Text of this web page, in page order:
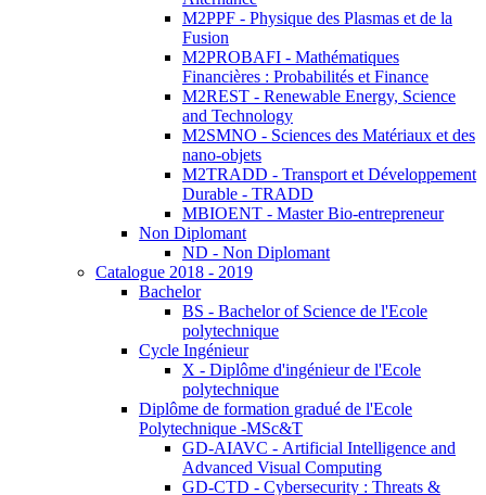
M2PPF - Physique des Plasmas et de la
Fusion
M2PROBAFI - Mathématiques
Financières : Probabilités et Finance
M2REST - Renewable Energy, Science
and Technology
M2SMNO - Sciences des Matériaux et des
nano-objets
M2TRADD - Transport et Développement
Durable - TRADD
MBIOENT - Master Bio-entrepreneur
Non Diplomant
ND - Non Diplomant
Catalogue 2018 - 2019
Bachelor
BS - Bachelor of Science de l'Ecole
polytechnique
Cycle Ingénieur
X - Diplôme d'ingénieur de l'Ecole
polytechnique
Diplôme de formation gradué de l'Ecole
Polytechnique -MSc&T
GD-AIAVC - Artificial Intelligence and
Advanced Visual Computing
GD-CTD - Cybersecurity : Threats &